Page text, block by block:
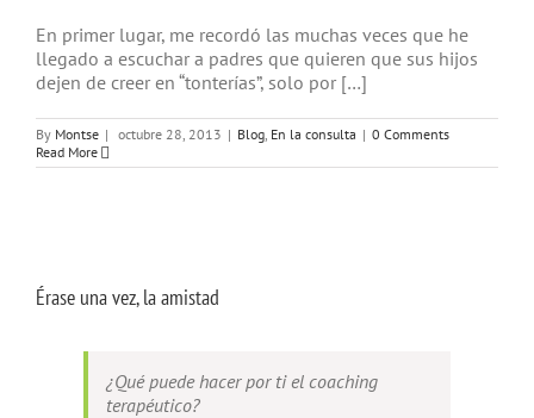
En primer lugar, me recordó las muchas veces que he
llegado a escuchar a padres que quieren que sus hijos
dejen de creer en “tonterías”, solo por […]
By Montse | octubre 28, 2013 | Blog, En la consulta | 0 Comments
Read More
Érase una vez, la amistad
¿Qué puede hacer por ti el coaching
terapéutico?